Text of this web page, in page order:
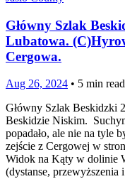
Główny Szlak
Lubatowa.
Cergowa.
Aug 26, 2024 • 5 min read
Główny Szlak Beskidzki
Beskidzie Niskim.
popadało, ale nie na tyle
zejście z Cergowej w
Widok na Kąty w dolinie
(dystanse, przewyższenia